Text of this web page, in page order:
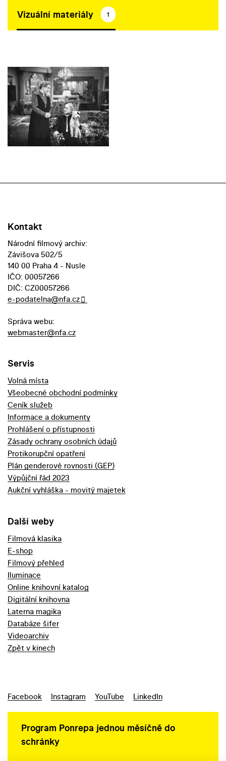
Vizuální materiály 1
Kontakt
Národní filmový archiv:
Závišova 502/5
140 00 Praha 4 - Nusle
IČO: 00057266
DIČ: CZ00057266
e-podatelna@nfa.cz
Správa webu:
webmaster@nfa.cz
Servis
Volná místa
Všeobecné obchodní podmínky
Ceník služeb
Informace a dokumenty
Prohlášení o přístupnosti
Zásady ochrany osobních údajů
Protikorupční opatření
Plán genderové rovnosti (GEP)
Výpůjční řád 2023
Aukční vyhláška - movitý majetek
Další weby
Filmová klasika
E-shop
Filmový přehled
Iluminace
Online knihovní katalog
Digitální knihovna
Laterna magika
Databáze šifer
Videoarchiv
Zpět v kinech
Facebook Instagram YouTube LinkedIn
Program Ponrepa jednou měsíčně do
schránky